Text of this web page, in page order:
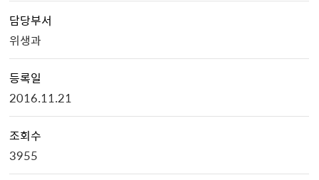
담당부서
위생과
등록일
2016.11.21
조회수
3955